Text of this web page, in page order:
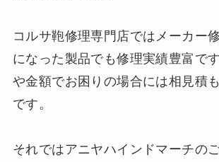
コルサ鞄修理専門店ではメーカー
になった製品でも修理実績豊富で
や金額でお困りの場合には相見積
です。
それではアニヤハインドマーチの